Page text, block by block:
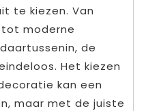
te kiezen. Van
tot moderne
de
Het kiezen
kan een
maar met de juiste